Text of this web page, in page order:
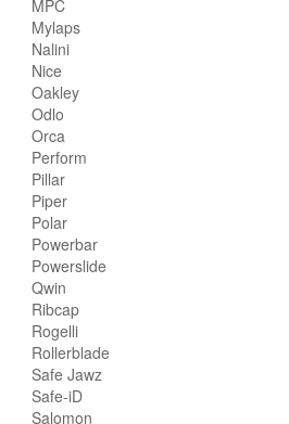
MPC
Mylaps
Nalini
Nice
Oakley
Odlo
Orca
Perform
Pillar
Piper
Polar
Powerbar
Powerslide
Qwin
Ribcap
Rogelli
Rollerblade
Safe Jawz
Safe-iD
Salomon